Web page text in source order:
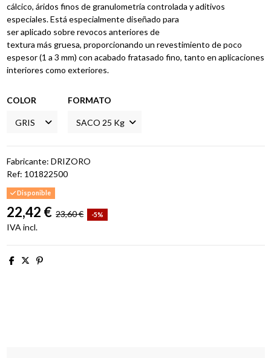
cálcico, áridos finos de granulometría controlada y aditivos
especiales. Está especialmente diseñado para
ser aplicado sobre revocos anteriores de
textura más gruesa, proporcionando un revestimiento de poco
espesor (1 a 3 mm) con acabado fratasado fino, tanto en aplicaciones
interiores como exteriores.
COLOR FORMATO
Fabricante: DRIZORO
Ref: 101822500
Disponible
22,42 € 23,60 € -5%
IVA incl.